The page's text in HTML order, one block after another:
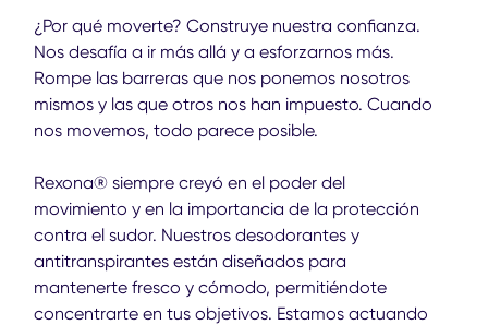
¿Por qué moverte? Construye nuestra confianza.
Nos desafía a ir más allá y a esforzarnos más.
Rompe las barreras que nos ponemos nosotros
mismos y las que otros nos han impuesto. Cuando
nos movemos, todo parece posible.
Rexona® siempre creyó en el poder del
movimiento y en la importancia de la protección
contra el sudor. Nuestros desodorantes y
antitranspirantes están diseñados para
mantenerte fresco y cómodo, permitiéndote
concentrarte en tus objetivos. Estamos actuando